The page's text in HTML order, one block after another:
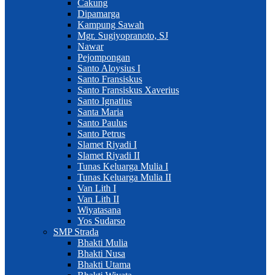
Cakung
Dipamarga
Kampung Sawah
Mgr. Sugiyopranoto, SJ
Nawar
Pejompongan
Santo Aloysius I
Santo Fransiskus
Santo Fransiskus Xaverius
Santo Ignatius
Santa Maria
Santo Paulus
Santo Petrus
Slamet Riyadi I
Slamet Riyadi II
Tunas Keluarga Mulia I
Tunas Keluarga Mulia II
Van Lith I
Van Lith II
Wiyatasana
Yos Sudarso
SMP Strada
Bhakti Mulia
Bhakti Nusa
Bhakti Utama